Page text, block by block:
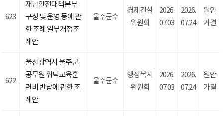
623
재난안전대책본부
구성 및 운영 등에 관
한 조례 일부개정조
례안
울주군수
경제건설
위원회
2026.
07.03
2026.
07.24
원안
가결
622
울산광역시 울주군
공무원 위탁교육훈
련비 반납에 관한 조
례안
울주군수
행정복지
위원회
2026.
07.03
2026.
07.24
원안
가결